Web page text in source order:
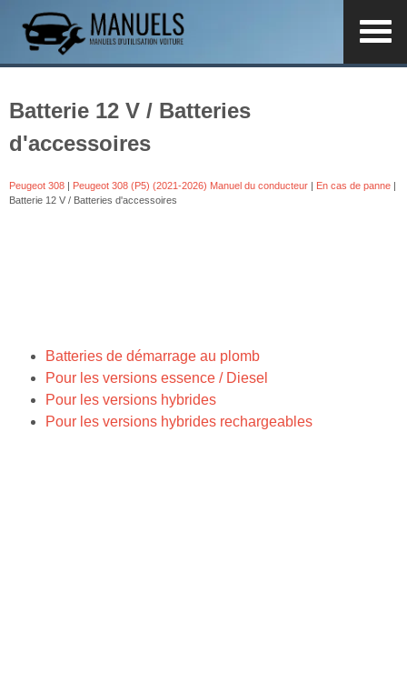
Batterie 12 V / Batteries
d'accessoires
Peugeot 308 | Peugeot 308 (P5) (2021-2026) Manuel du conducteur | En cas de panne |
Batterie 12 V / Batteries d'accessoires
Batteries de démarrage au plomb
Pour les versions essence / Diesel
Pour les versions hybrides
Pour les versions hybrides rechargeables